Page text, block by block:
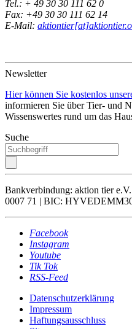
Tel.: + 49 30 30 111 62 0
Fax: +49 30 30 111 62 14
E-Mail:
Newsletter
Hier können Sie kostenlos
informieren Sie über Tier- und
Wissenswertes rund um das
Suche
Bankverbindung: aktion tier
0007 71 | BIC:
Facebook
Instagram
Youtube
Tik Tok
RSS-Feed
Datenschutzerklärung
Impressum
Haftungsausschluss